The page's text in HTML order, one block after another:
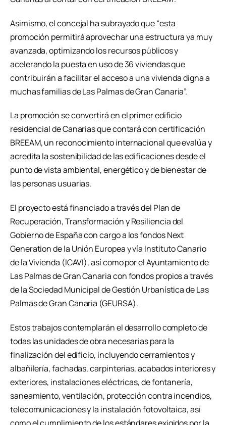
Asimismo, el concejal ha subrayado que “esta
promoción permitirá aprovechar una estructura ya muy
avanzada, optimizando los recursos públicos y
acelerando la puesta en uso de 36 viviendas que
contribuirán a facilitar el acceso a una vivienda digna a
muchas familias de Las Palmas de Gran Canaria”.
La promoción se convertirá en el primer edificio
residencial de Canarias que contará con certificación
BREEAM, un reconocimiento internacional que evalúa y
acredita la sostenibilidad de las edificaciones desde el
punto de vista ambiental, energético y de bienestar de
las personas usuarias.
El proyecto está financiado a través del Plan de
Recuperación, Transformación y Resiliencia del
Gobierno de España con cargo a los fondos Next
Generation de la Unión Europea y vía Instituto Canario
de la Vivienda (ICAVI), así como por el Ayuntamiento de
Las Palmas de Gran Canaria con fondos propios a través
de la Sociedad Municipal de Gestión Urbanística de Las
Palmas de Gran Canaria (GEURSA).
Estos trabajos contemplarán el desarrollo completo de
todas las unidades de obra necesarias para la
finalización del edificio, incluyendo cerramientos y
albañilería, fachadas, carpinterías, acabados interiores y
exteriores, instalaciones eléctricas, de fontanería,
saneamiento, ventilación, protección contra incendios,
telecomunicaciones y la instalación fotovoltaica, así